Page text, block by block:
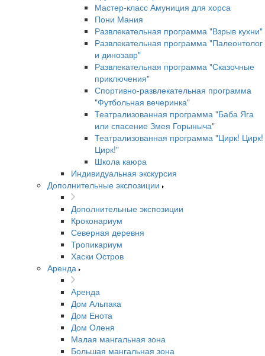
Мастер-класс Амуниция для хорса
Пони Мания
Развлекательная программа "Взрыв кухни"
Развлекательная программа "Палеонтолог
и динозавр"
Развлекательная программа "Сказочные
приключения"
Спортивно-развлекательная программа
"Футбольная вечеринка"
Театрализованная программа "Баба Яга
или спасение Змея Горыныча"
Театрализованная программа "Цирк! Цирк!
Цирк!"
Школа каюра
Индивидуальная экскурсия
Дополнительные экспозиции
Дополнительные экспозиции
Кроконариум
Северная деревня
Тропикариум
Хаски Остров
Аренда
Аренда
Дом Альпака
Дом Енота
Дом Оленя
Малая мангальная зона
Большая мангальная зона